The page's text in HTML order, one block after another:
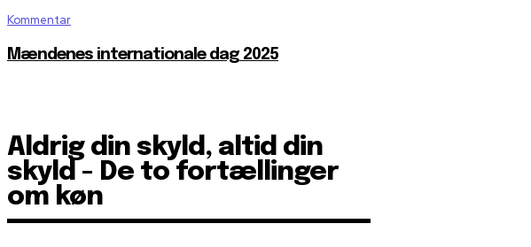
Kommentar
Mændenes internationale dag 2025
Aldrig din skyld, altid din
skyld - De to fortællinger
om køn